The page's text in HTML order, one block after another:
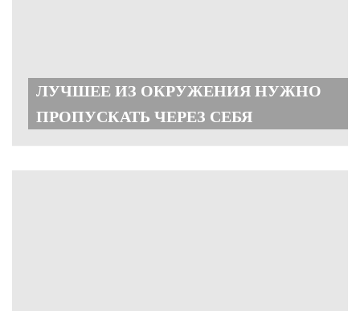
ЛУЧШЕЕ ИЗ ОКРУЖЕНИЯ НУЖНО
ПРОПУСКАТЬ ЧЕРЕЗ СЕБЯ